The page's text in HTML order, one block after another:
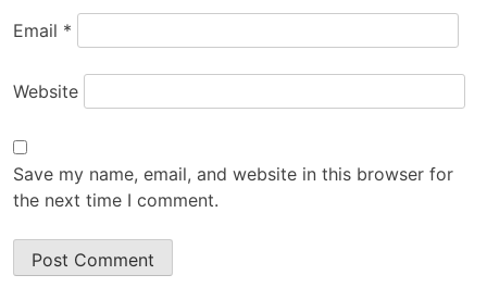
Email *
Website
Save my name, email, and website in this browser for
the next time I comment.